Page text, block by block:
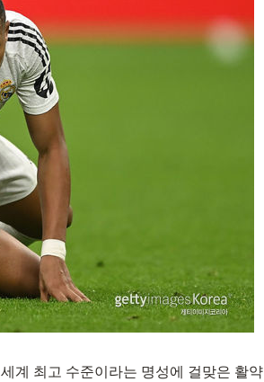
계 최고 수준이라는 명성에 걸맞은 활약